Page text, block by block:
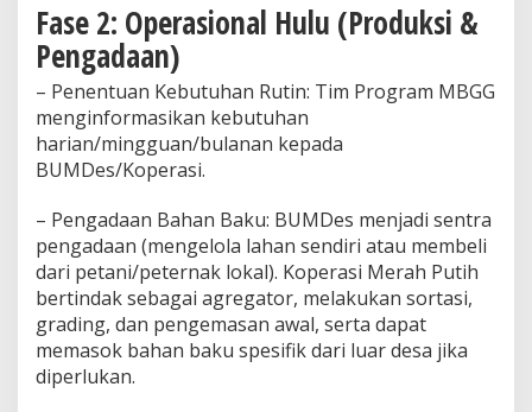
Fase 2: Operasional Hulu (Produksi &
Pengadaan)
– Penentuan Kebutuhan Rutin: Tim Program MBGG
menginformasikan kebutuhan
harian/mingguan/bulanan kepada
BUMDes/Koperasi.
– Pengadaan Bahan Baku: BUMDes menjadi sentra
pengadaan (mengelola lahan sendiri atau membeli
dari petani/peternak lokal). Koperasi Merah Putih
bertindak sebagai agregator, melakukan sortasi,
grading, dan pengemasan awal, serta dapat
memasok bahan baku spesifik dari luar desa jika
diperlukan.